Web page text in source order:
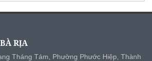
RỊA
Tháng Tám, Phường Phước Hiệp, Thành